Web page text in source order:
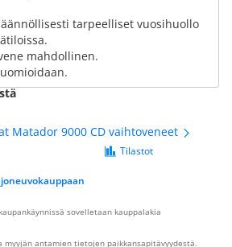
tarpeelliset vuosihuollo
mahdollinen.
Matador 9000 CD vaihtoveneet
Tilastot
sovelletaan kauppalakia
antamien tietojen paikkansapitävyydestä.